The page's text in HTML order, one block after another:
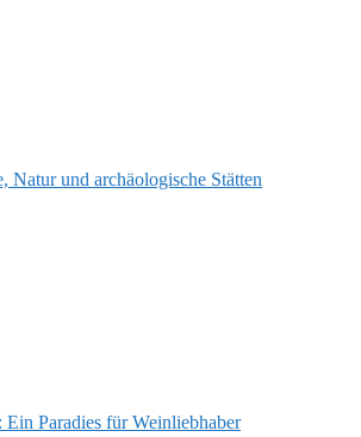
Natur und archäologische Stätten
Paradies für Weinliebhaber